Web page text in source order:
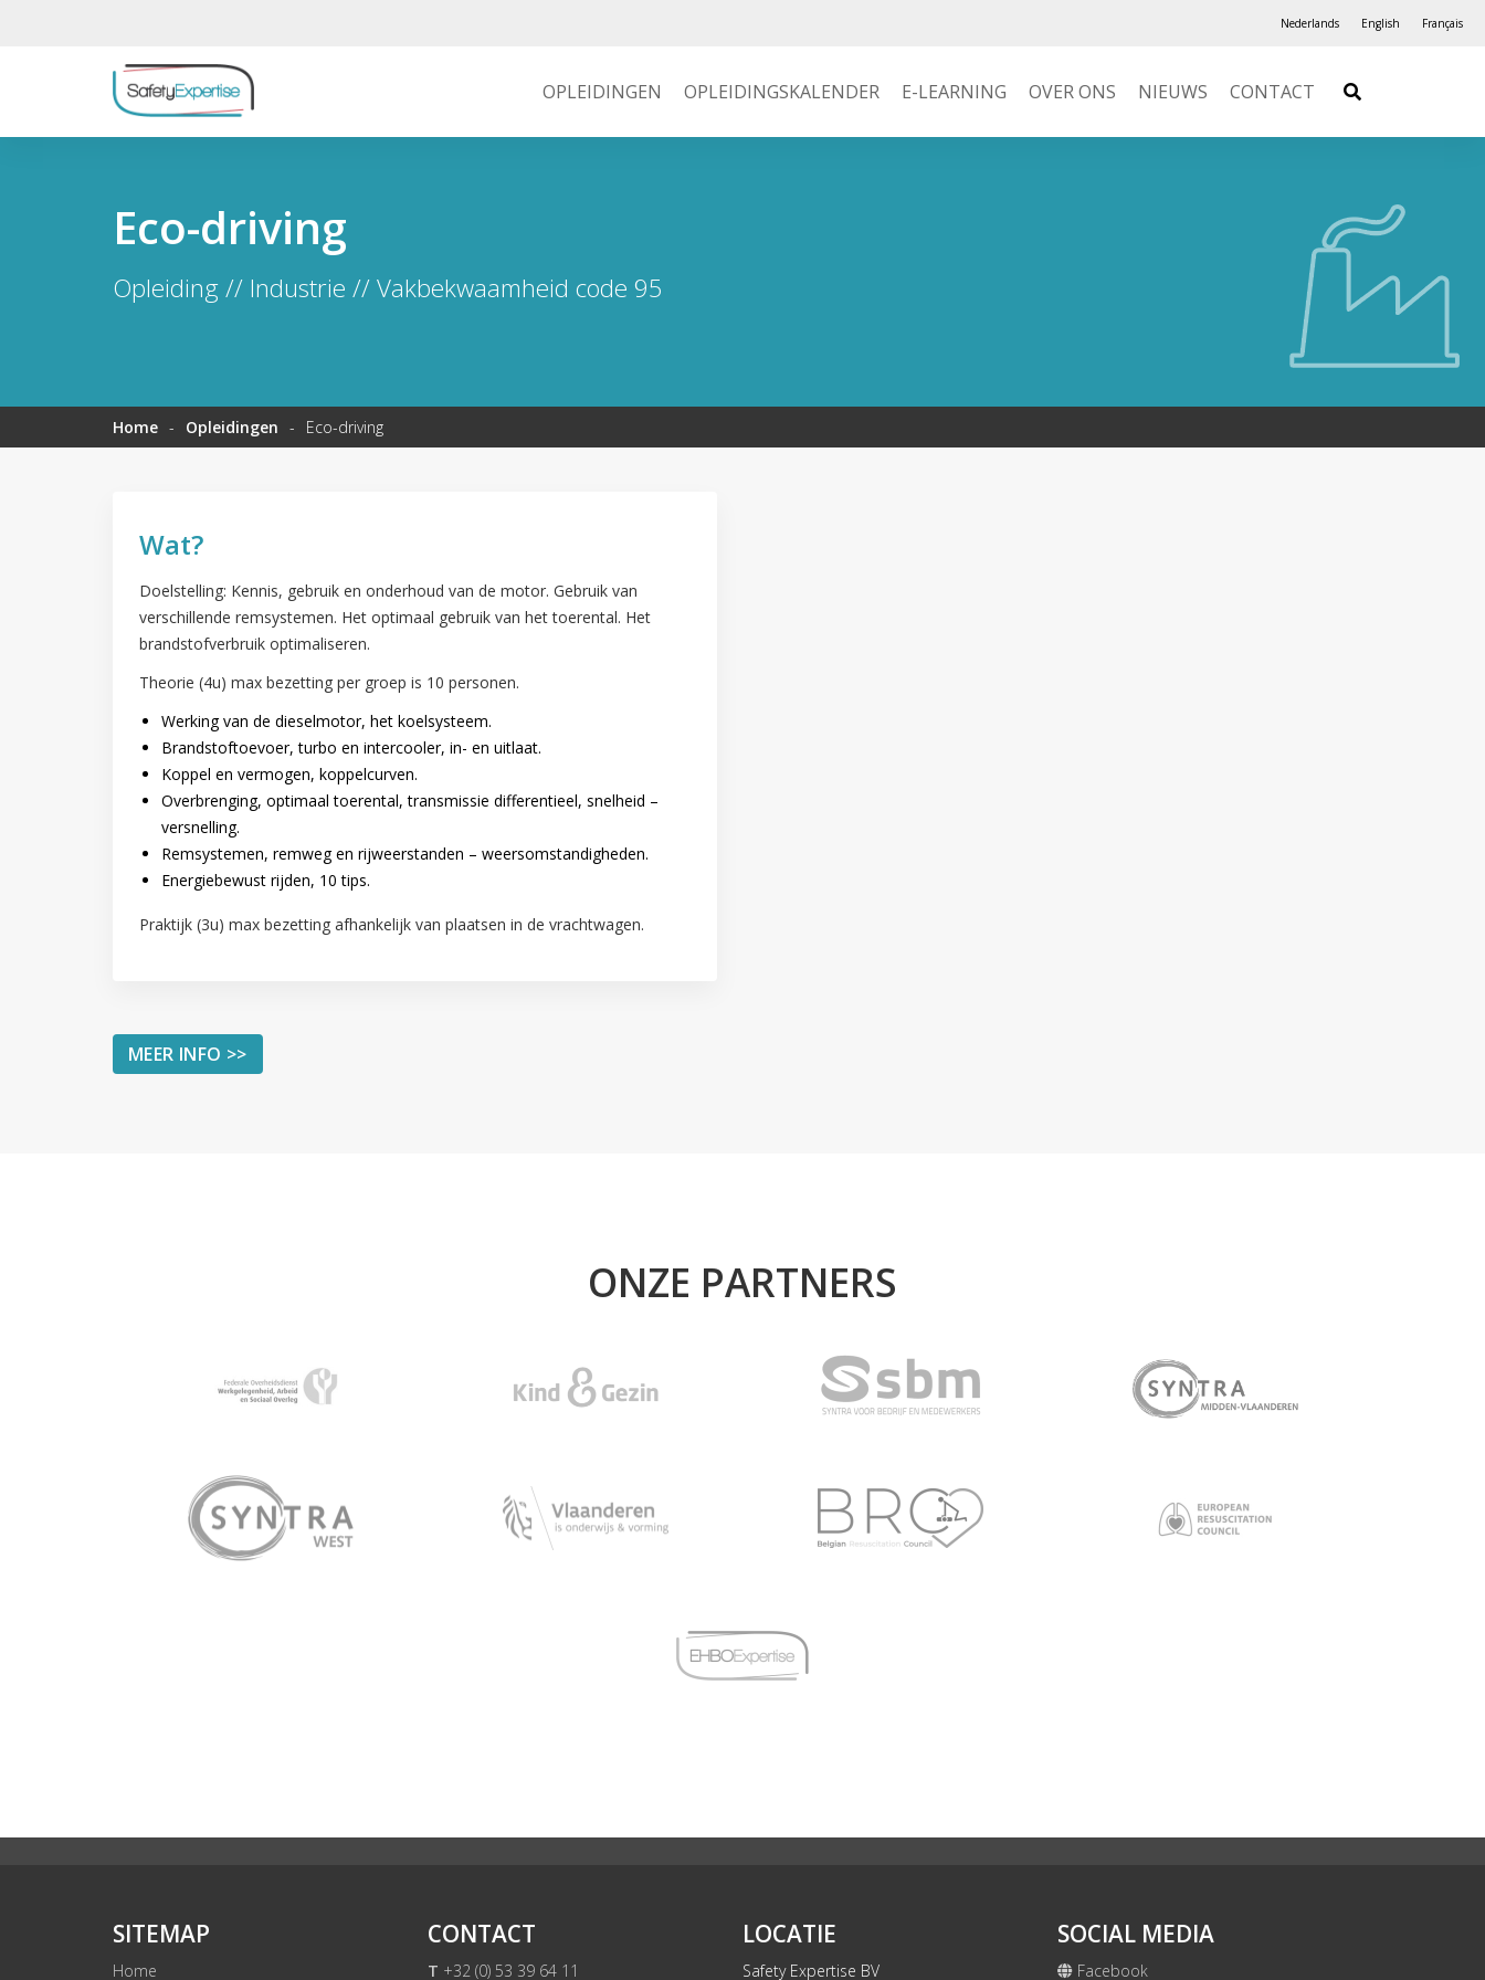
Nederlands English Français
OPLEIDINGEN OPLEIDINGSKALENDER E-LEARNING OVER ONS NIEUWS CONTACT
Eco-driving
Opleiding // Industrie // Vakbekwaamheid code 95
Home - Opleidingen - Eco-driving
Wat?
Doelstelling: Kennis, gebruik en onderhoud van de motor. Gebruik van
verschillende remsystemen. Het optimaal gebruik van het toerental. Het
brandstofverbruik optimaliseren.
Theorie (4u) max bezetting per groep is 10 personen.
Werking van de dieselmotor, het koelsysteem.
Brandstoftoevoer, turbo en intercooler, in- en uitlaat.
Koppel en vermogen, koppelcurven.
Overbrenging, optimaal toerental, transmissie differentieel, snelheid –
versnelling.
Remsystemen, remweg en rijweerstanden – weersomstandigheden.
Energiebewust rijden, 10 tips.
Praktijk (3u) max bezetting afhankelijk van plaatsen in de vrachtwagen.
MEER INFO >>
ONZE PARTNERS
SITEMAP
Home
CONTACT
T +32 (0) 53 39 64 11
LOCATIE
Safety Expertise BV
SOCIAL MEDIA
Facebook